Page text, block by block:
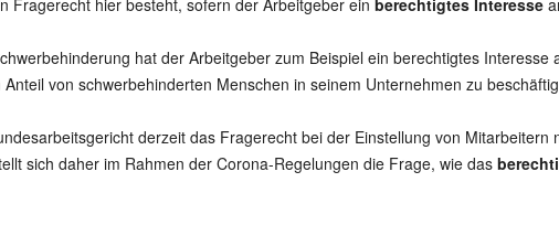
Fragerecht hier besteht, sofern der Arbeitgeber ein berechtigtes Interesse
hat der Arbeitgeber zum Beispiel ein berechtigtes Interesse
von schwerbehinderten Menschen in seinem Unternehmen zu
derzeit das Fragerecht bei der Einstellung von Mitarbeitern
sich daher im Rahmen der Corona-Regelungen die Frage, wie das